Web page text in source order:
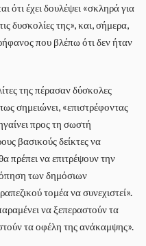
ότι έχει δουλέψει «σκληρά για
δυσκολίες της», και, σήμερα,
που βλέπω ότι δεν ήταν
της πέρασαν δύσκολες
σημειώνει, «επιστρέφοντας
προς τη σωστή
βασικούς δείκτες να
πρέπει να επιτρέψουν την
των δημόσιων
τομέα να συνεχιστεί».
να ξεπεραστούν τα
τα οφέλη της ανάκαμψης».